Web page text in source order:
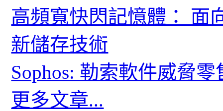
高頻寬快閃記憶體： 面
新儲存技術
Sophos: 勒索軟件威脅
更多文章...